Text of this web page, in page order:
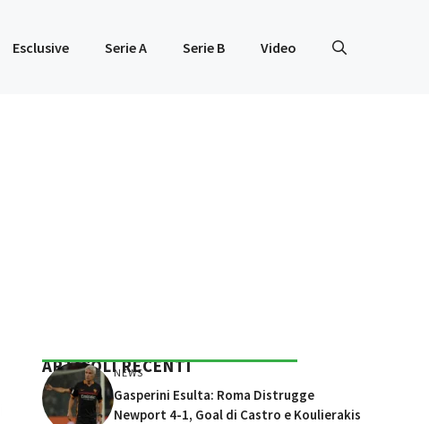
Esclusive Serie A Serie B Video
ARTICOLI RECENTI
NEWS
Gasperini Esulta: Roma Distrugge
Newport 4-1, Goal di Castro e Koulierakis